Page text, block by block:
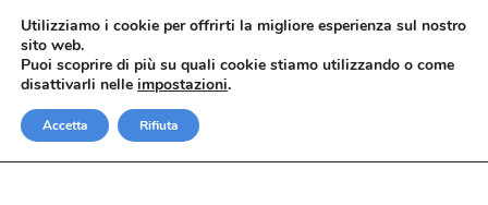
Passa al contenuto principale
Utilizziamo i cookie per offrirti la migliore esperienza sul nostro
sito web.
Puoi scoprire di più su quali cookie stiamo utilizzando o come
disattivarli nelle impostazioni.
Accetta Rifiuta